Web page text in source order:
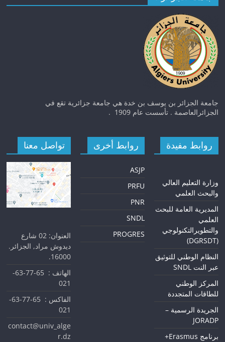
جامعة الجزائر بن يوسف بن خدة هي جامعة جزائرية تقع في
الجزائرالعاصمة . تأسست عام 1909 .
روابط مفيدة
وزارة التعليم العالي
والبحث العلمي
المديرية العامة للبحث
العلمي
والتطويرالتكنولوجي
(DGRSDT)
النظام الوطني للتوثيق
عبر النت SNDL
المركز الوطني
للطاقات المتجددة
الجريدة الرسمية –
JORADP
برنامج Erasmus+
روابط أخرى
ASJP
PRFU
PNR
SNDL
PROGRES
تواصل معنا
العنوان: 02 شارع
ديدوش مراد, الجزائر.
16000.
الهاتف : 65-77-63-
021
الفاكس : 65-77-63-
021
contact@univ_alge
r.dz